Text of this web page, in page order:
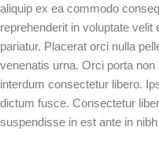
aliquip ex ea commodo
reprehenderit in voluptate
pariatur. Placerat orci nulla
venenatis urna. Orci porta
interdum consectetur libero.
dictum fusce. Consectetur
suspendisse in est ante in